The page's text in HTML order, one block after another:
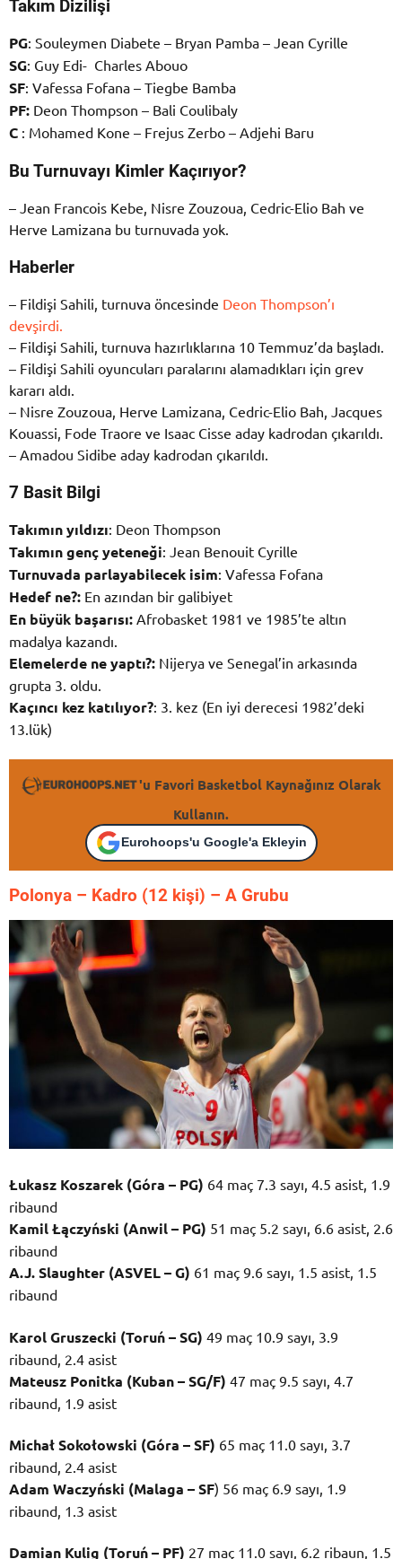
Takım Dizilişi
PG: Souleymen Diabete – Bryan Pamba – Jean Cyrille
SG: Guy Edi- Charles Abouo
SF: Vafessa Fofana – Tiegbe Bamba
PF: Deon Thompson – Bali Coulibaly
C : Mohamed Kone – Frejus Zerbo – Adjehi Baru
Bu Turnuvayı Kimler Kaçırıyor?
– Jean Francois Kebe, Nisre Zouzoua, Cedric-Elio Bah ve
Herve Lamizana bu turnuvada yok.
Haberler
– Fildişi Sahili, turnuva öncesinde Deon Thompson’ı
devşirdi.
– Fildişi Sahili, turnuva hazırlıklarına 10 Temmuz’da başladı.
– Fildişi Sahili oyuncuları paralarını alamadıkları için grev
kararı aldı.
– Nisre Zouzoua, Herve Lamizana, Cedric-Elio Bah, Jacques
Kouassi, Fode Traore ve Isaac Cisse aday kadrodan çıkarıldı.
– Amadou Sidibe aday kadrodan çıkarıldı.
7 Basit Bilgi
Takımın yıldızı: Deon Thompson
Takımın genç yeteneği: Jean Benouit Cyrille
Turnuvada parlayabilecek isim: Vafessa Fofana
Hedef ne?: En azından bir galibiyet
En büyük başarısı: Afrobasket 1981 ve 1985’te altın
madalya kazandı.
Elemelerde ne yaptı?: Nijerya ve Senegal’in arkasında
grupta 3. oldu.
Kaçıncı kez katılıyor?: 3. kez (En iyi derecesi 1982’deki
13.lük)
'u Favori Basketbol Kaynağınız Olarak
Kullanın.
Eurohoops'u Google'a Ekleyin
Polonya – Kadro (12 kişi) – A Grubu
Łukasz Koszarek (Góra – PG) 64 maç 7.3 sayı, 4.5 asist, 1.9
ribaund
Kamil Łączyński (Anwil – PG) 51 maç 5.2 sayı, 6.6 asist, 2.6
ribaund
A.J. Slaughter (ASVEL – G) 61 maç 9.6 sayı, 1.5 asist, 1.5
ribaund
Karol Gruszecki (Toruń – SG) 49 maç 10.9 sayı, 3.9
ribaund, 2.4 asist
Mateusz Ponitka (Kuban – SG/F) 47 maç 9.5 sayı, 4.7
ribaund, 1.9 asist
Michał Sokołowski (Góra – SF) 65 maç 11.0 sayı, 3.7
ribaund, 2.4 asist
Adam Waczyński (Malaga – SF) 56 maç 6.9 sayı, 1.9
ribaund, 1.3 asist
Damian Kulig (Toruń – PF) 27 maç 11.0 sayı, 6.2 ribaun, 1.5